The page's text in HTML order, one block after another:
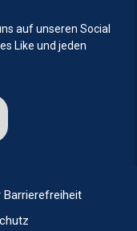
auf unseren Social
Like und jeden
Barrierefreiheit